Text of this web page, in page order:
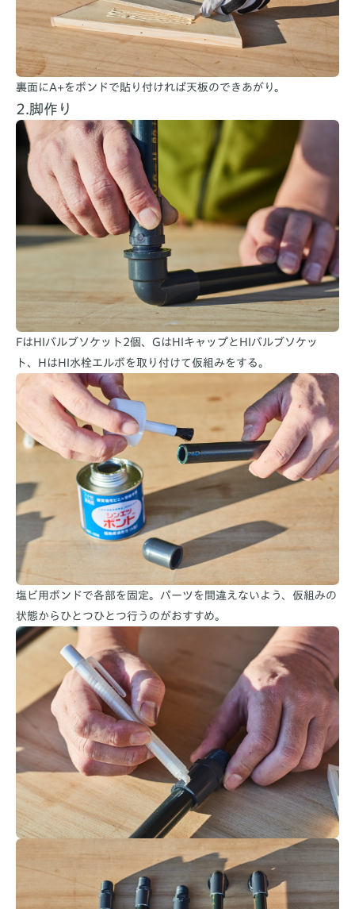
裏面にA+をボンドで貼り付ければ天板のできあがり。
2.脚作り
FはHIバルブソケット2個、GはHIキャップとHIバルブソケッ
ト、HはHI水栓エルボを取り付けて仮組みをする。
塩ビ用ボンドで各部を固定。パーツを間違えないよう、仮組みの
状態からひとつひとつ行うのがおすすめ。